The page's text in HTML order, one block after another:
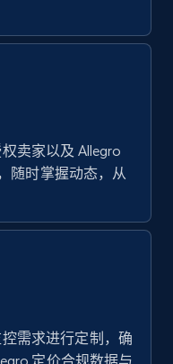
and
立即开始
and
卖家以及 Allegro
随时掌握动态，从
需求进行定制，确